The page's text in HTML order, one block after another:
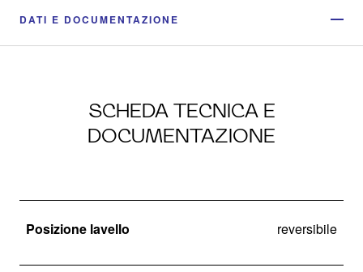
DATI E DOCUMENTAZIONE
SCHEDA TECNICA E
DOCUMENTAZIONE
Posizione lavello reversibile